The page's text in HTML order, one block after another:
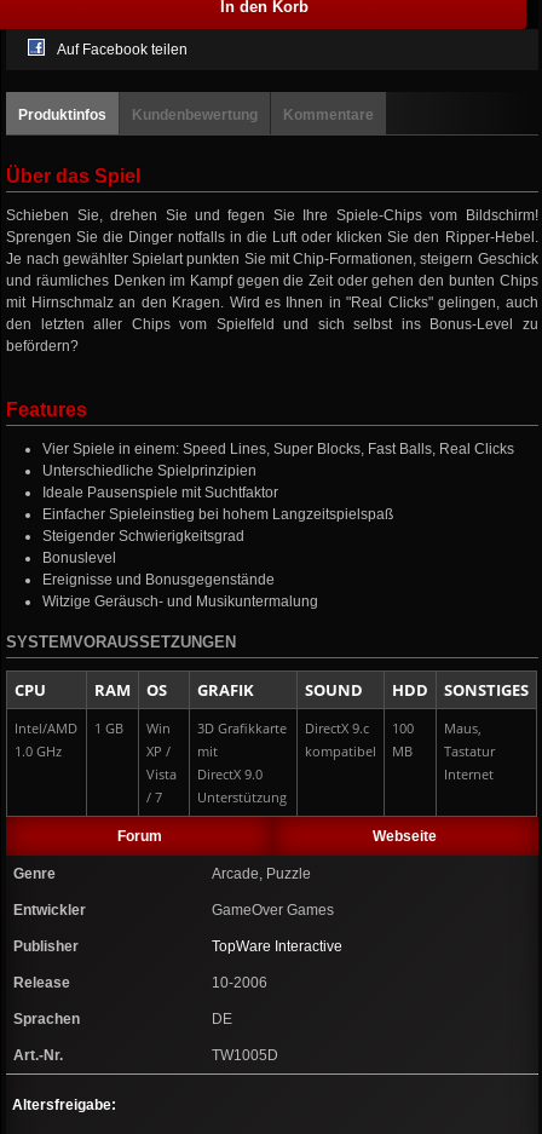
Auf Facebook teilen
Produktinfos Kundenbewertung Kommentare
Über das Spiel
Schieben Sie, drehen Sie und fegen Sie Ihre Spiele-Chips vom Bildschirm!
Sprengen Sie die Dinger notfalls in die Luft oder klicken Sie den Ripper-Hebel.
Je nach gewählter Spielart punkten Sie mit Chip-Formationen, steigern Geschick
und räumliches Denken im Kampf gegen die Zeit oder gehen den bunten Chips
mit Hirnschmalz an den Kragen. Wird es Ihnen in "Real Clicks" gelingen, auch
den letzten aller Chips vom Spielfeld und sich selbst ins Bonus-Level zu
befördern?
Features
Vier Spiele in einem: Speed Lines, Super Blocks, Fast Balls, Real Clicks
Unterschiedliche Spielprinzipien
Ideale Pausenspiele mit Suchtfaktor
Einfacher Spieleinstieg bei hohem Langzeitspielspaß
Steigender Schwierigkeitsgrad
Bonuslevel
Ereignisse und Bonusgegenstände
Witzige Geräusch- und Musikuntermalung
SYSTEMVORAUSSETZUNGEN
CPU RAM OS GRAFIK SOUND HDD SONSTIGES
Intel/AMD
1.0 GHz
1 GB
Win
XP /
Vista
/ 7
3D Grafikkarte
mit
DirectX 9.0
Unterstützung
DirectX 9.c
kompatibel
100
MB
Maus,
Tastatur
Internet
Forum Webseite
Genre Arcade, Puzzle
Entwickler GameOver Games
Publisher TopWare Interactive
Release 10-2006
Sprachen DE
Art.-Nr. TW1005D
Altersfreigabe: